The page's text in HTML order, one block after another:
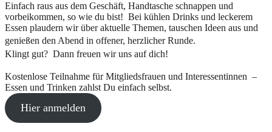
Einfach raus aus dem Geschäft, Handtasche schnappen und
vorbeikommen, so wie du bist! Bei kühlen Drinks und leckerem
Essen plaudern wir über aktuelle Themen, tauschen Ideen aus und
genießen den Abend in offener, herzlicher Runde.
Klingt gut? Dann freuen wir uns auf dich!
Kostenlose Teilnahme für Mitgliedsfrauen und Interessentinnen –
Essen und Trinken zahlst Du einfach selbst.
Hier anmelden